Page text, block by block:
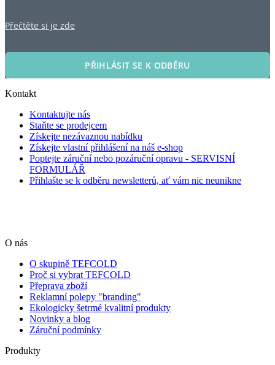
Přečtěte si je zde
PŘIHLÁSIT SE K ODBĚRU
Kontakt
Kontaktujte nás
Staňte se prodejcem
Získejte nezávaznou nabídku
Získejte vlastní přihlášení na náš e-shop
Poptejte záruční nebo pozáruční opravu - SERVISNÍ
FORMULÁŘ
Přihlašte se k odběru newsletterů, ať vám nic neunikne
O nás
O skupině TEFCOLD
Proč si vybrat TEFCOLD
Přeprava zboží
Reklamní polepy "branding"
Ekologicky šetrmé kvalitní produkty
Novinky a blog
Záruční podmínky
Produkty